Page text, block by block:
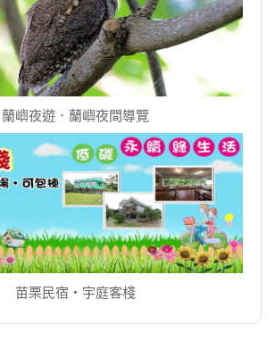
蘭嶼夜遊．蘭嶼夜間導覽
苗栗民宿‧宇庭客棧